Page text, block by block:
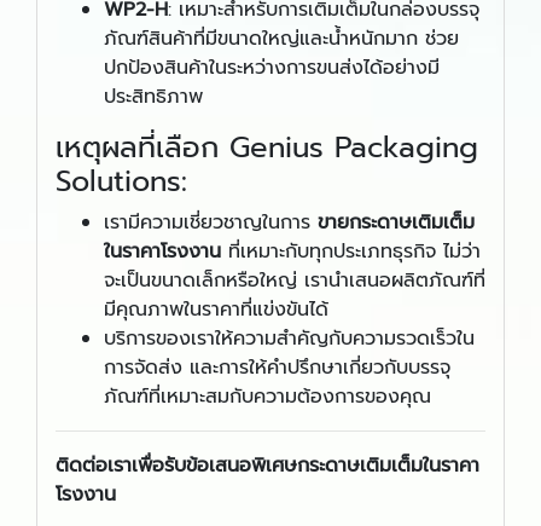
WP2-H: เหมาะสำหรับการเติมเต็มในกล่องบรรจุ
ภัณฑ์สินค้าที่มีขนาดใหญ่และน้ำหนักมาก ช่วย
ปกป้องสินค้าในระหว่างการขนส่งได้อย่างมี
ประสิทธิภาพ
เหตุผลที่เลือก Genius Packaging
Solutions:
เรามีความเชี่ยวชาญในการ ขายกระดาษเติมเต็ม
ในราคาโรงงาน ที่เหมาะกับทุกประเภทธุรกิจ ไม่ว่า
จะเป็นขนาดเล็กหรือใหญ่ เรานำเสนอผลิตภัณฑ์ที่
มีคุณภาพในราคาที่แข่งขันได้
บริการของเราให้ความสำคัญกับความรวดเร็วใน
การจัดส่ง และการให้คำปรึกษาเกี่ยวกับบรรจุ
ภัณฑ์ที่เหมาะสมกับความต้องการของคุณ
ติดต่อเราเพื่อรับข้อเสนอพิเศษกระดาษเติมเต็มในราคา
โรงงาน